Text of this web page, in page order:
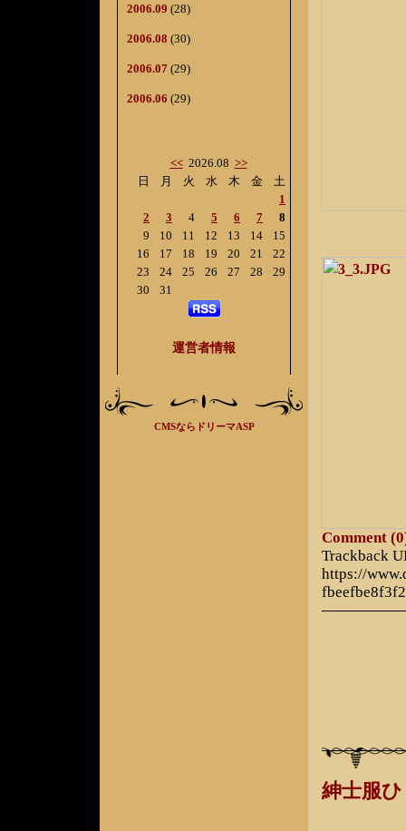
2006.09 (28)
2006.08 (30)
2006.07 (29)
2006.06 (29)
<<2026.08 >>
日
2
9
16
23
30
月
3
10
17
24
31
火
4
11
18
25
水
5
12
19
26
木
6
13
20
27
金
7
14
21
28
土
1
8
15
22
29
運営者情報
CMSならドリーマASP
Comment
Trackback
https://
紳士服